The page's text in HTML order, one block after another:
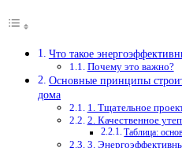
Что такое
Почему это важно?
Основные принципы
дома
1. Тщательное
2. Качественное
Таблица:
3.